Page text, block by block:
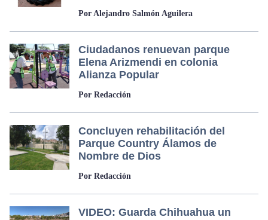
Por Alejandro Salmón Aguilera
Ciudadanos renuevan parque
Elena Arizmendi en colonia
Alianza Popular
Por Redacción
Concluyen rehabilitación del
Parque Country Álamos de
Nombre de Dios
Por Redacción
VIDEO: Guarda Chihuahua un